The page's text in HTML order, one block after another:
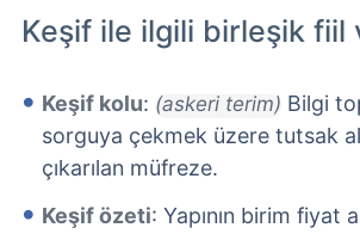
Keşif ile ilgili birleşik fiil
Keşif kolu: (askeri terim) Bilgi
sorguya çekmek üzere tutsak
çıkarılan müfreze.
Keşif özeti: Yapının birim fiyat